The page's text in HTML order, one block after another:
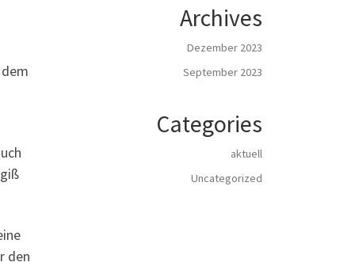
den
Archives
Dezember 2023
September 2023
Categories
aktuell
Uncategorized